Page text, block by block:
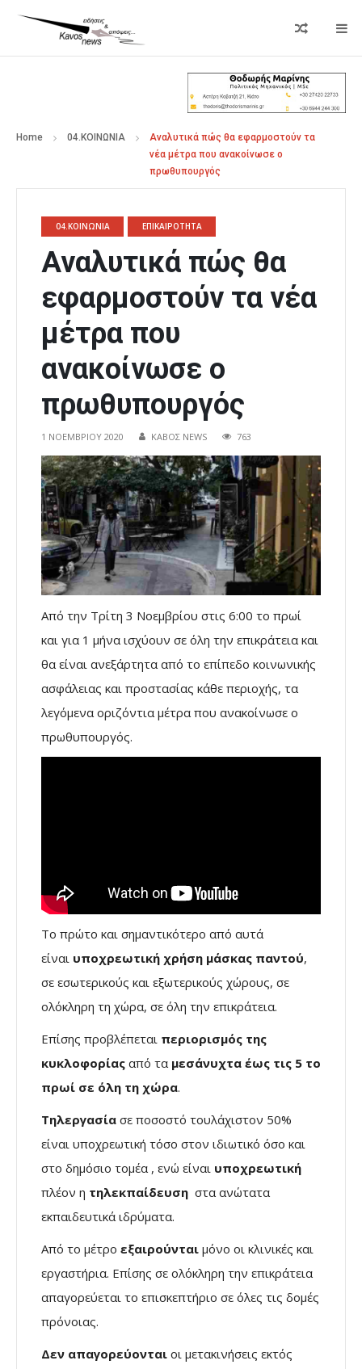
Home 04.ΚΟΙΝΩΝΙΑ
Αναλυτικά πώς θα εφαρμοστούν τα
νέα μέτρα που ανακοίνωσε ο
πρωθυπουργός
04.ΚΟΙΝΩΝΙΑ ΕΠΙΚΑΙΡΟΤΗΤΑ
Αναλυτικά πώς θα
εφαρμοστούν τα νέα
μέτρα που
ανακοίνωσε ο
πρωθυπουργός
1 ΝΟΕΜΒΡΊΟΥ 2020 ΚΑΒΟΣ NEWS 763
Από την Τρίτη 3 Νοεμβρίου στις 6:00 το πρωί
και για 1 μήνα ισχύουν σε όλη την επικράτεια και
θα είναι ανεξάρτητα από το επίπεδο κοινωνικής
ασφάλειας και προστασίας κάθε περιοχής, τα
λεγόμενα οριζόντια μέτρα που ανακοίνωσε ο
πρωθυπουργός.
Το πρώτο και σημαντικότερο από αυτά
είναι υποχρεωτική χρήση μάσκας παντού,
σε εσωτερικούς και εξωτερικούς χώρους, σε
ολόκληρη τη χώρα, σε όλη την επικράτεια.
Επίσης προβλέπεται περιορισμός της
κυκλοφορίας από τα μεσάνυχτα έως τις 5 το
πρωί σε όλη τη χώρα.
Τηλεργασία σε ποσοστό τουλάχιστον 50%
είναι υποχρεωτική τόσο στον ιδιωτικό όσο και
στο δημόσιο τομέα , ενώ είναι υποχρεωτική
πλέον η τηλεκπαίδευση στα ανώτατα
εκπαιδευτικά ιδρύματα.
Από το μέτρο εξαιρούνται μόνο οι κλινικές και
εργαστήρια. Επίσης σε ολόκληρη την επικράτεια
απαγορεύεται το επισκεπτήριο σε όλες τις δομές
πρόνοιας.
Δεν απαγορεύονται οι μετακινήσεις εκτός